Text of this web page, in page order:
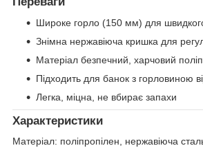
Широке горло (150 мм) для
Знімна нержавіюча кришка для
Матеріал безпечний, харчовий
Підходить для банок з горловиною
Легка, міцна, не вбирає запахи
Характеристики
Матеріал: поліпропілен, нержавіюча